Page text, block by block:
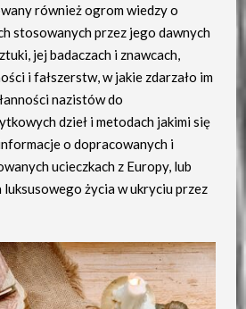
również ogrom wiedzy o
stosowanych przez jego dawnych
jej badaczach i znawcach,
i fałszerstw, w jakie zdarzało im
nazistów do
dzieł i metodach jakimi się
o dopracowanych i
ucieczkach z Europy, lub
życia w ukryciu przez